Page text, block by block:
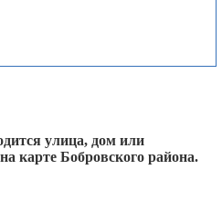
улица, дом или
карте Бобровского района.